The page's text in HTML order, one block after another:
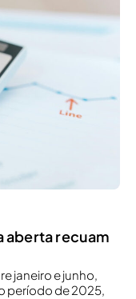
aberta recuam
janeiro e junho,
período de 2025,